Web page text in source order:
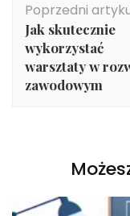
wpisu
Poprzedni
Jak skutecznie
wykorzystać
warsztaty w
zawodowym